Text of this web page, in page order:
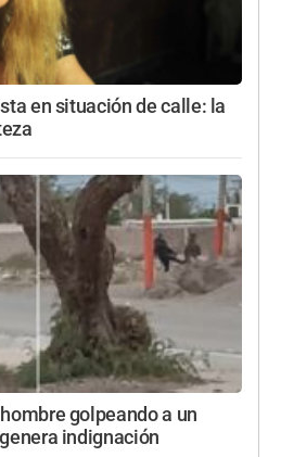
en situación de calle: la
golpeando a un
indignación